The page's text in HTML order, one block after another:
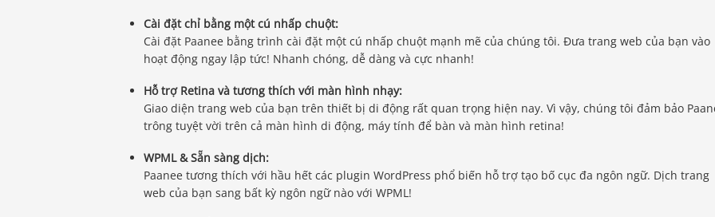
Cài đặt chỉ bằng một cú nhấp chuột:
Cài đặt Paanee bằng trình cài đặt một cú nhấp chuột mạnh mẽ của chúng tôi. Đưa trang web của bạn vào
hoạt động ngay lập tức! Nhanh chóng, dễ dàng và cực nhanh!
Hỗ trợ Retina và tương thích với màn hình nhạy:
Giao diện trang web của bạn trên thiết bị di động rất quan trọng hiện nay. Vì vậy, chúng tôi đảm bảo
trông tuyệt vời trên cả màn hình di động, máy tính để bàn và màn hình retina!
WPML & Sẵn sàng dịch:
Paanee tương thích với hầu hết các plugin WordPress phổ biến hỗ trợ tạo bố cục đa ngôn ngữ. Dịch trang
web của bạn sang bất kỳ ngôn ngữ nào với WPML!